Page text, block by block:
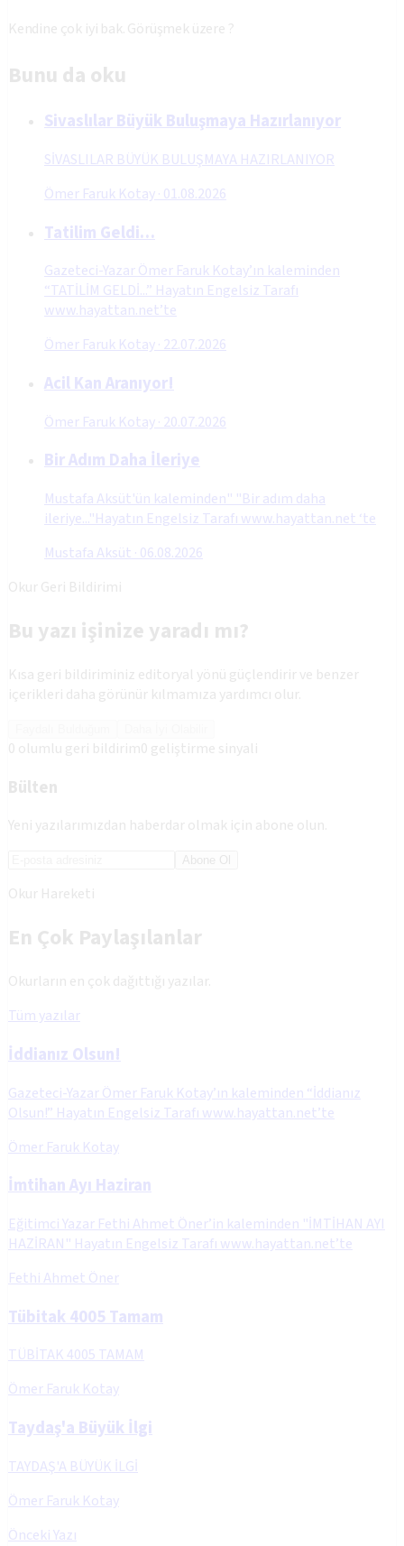
Kendine çok iyi bak. Görüşmek üzere ?
Bunu da oku
Sivaslılar Büyük Buluşmaya Hazırlanıyor
SİVASLILAR BÜYÜK BULUŞMAYA HAZIRLANIYOR
Ömer Faruk Kotay· 01.08.2026
Tatilim Geldi…
Gazeteci-Yazar Ömer Faruk Kotay’ın kaleminden
“TATİLİM GELDİ...” Hayatın Engelsiz Tarafı
www.hayattan.net’te
Ömer Faruk Kotay· 22.07.2026
Acil Kan Aranıyor!
Ömer Faruk Kotay· 20.07.2026
Bir Adım Daha İleriye
Mustafa Aksüt'ün kaleminden" "Bir adım daha
ileriye..."Hayatın Engelsiz Tarafı www.hayattan.net ‘te
Mustafa Aksüt · 06.08.2026
Okur Geri Bildirimi
Bu yazı işinize yaradı mı?
Kısa geri bildiriminiz editoryal yönü güçlendirir ve benzer
içerikleri daha görünür kılmamıza yardımcı olur.
0 olumlu geri bildirim0 geliştirme sinyali
Bülten
Yeni yazılarımızdan haberdar olmak için abone olun.
Abone Ol
Okur Hareketi
En Çok Paylaşılanlar
Okurların en çok dağıttığı yazılar.
Tüm yazılar
İddianız Olsun!
Gazeteci-Yazar Ömer Faruk Kotay’ın kaleminden “İddianız
Olsun!” Hayatın Engelsiz Tarafı www.hayattan.net’te
Ömer Faruk Kotay
İmtihan Ayı Haziran
Eğitimci Yazar Fethi Ahmet Öner’in kaleminden "İMTİHAN AYI
HAZİRAN" Hayatın Engelsiz Tarafı www.hayattan.net’te
Fethi Ahmet Öner
Tübitak 4005 Tamam
TÜBİTAK 4005 TAMAM
Ömer Faruk Kotay
Taydaş'a Büyük İlgi
TAYDAŞ'A BÜYÜK İLGİ
Ömer Faruk Kotay
Önceki Yazı